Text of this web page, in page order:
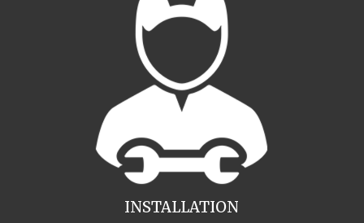
INSTALLATION